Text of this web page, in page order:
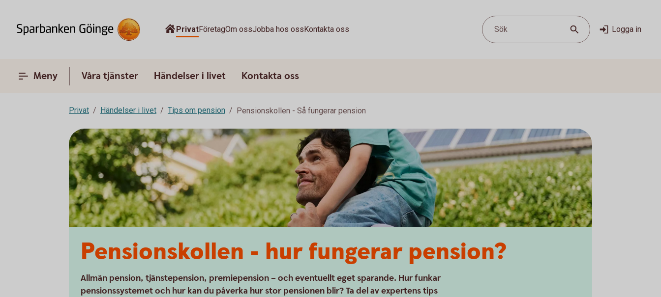
PrivatFöretagOm ossJobba hos ossKontakta oss Sök Logga in
Meny Våra tjänster Händelser i livet Kontakta oss
Privat Händelser i livet Tips om pension Pensionskollen - Så fungerar pension
Pensionskollen - hur fungerar pension?
Allmän pension, tjänstepension, premiepension – och eventuellt eget sparande. Hur funkar
pensionssystemet och hur kan du påverka hur stor pensionen blir? Ta del av expertens tips